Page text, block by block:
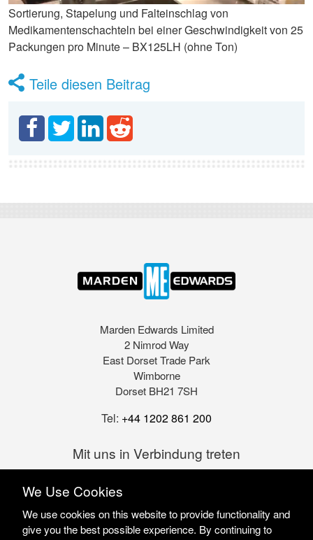
Sortierung, Stapelung und Falteinschlag von
Medikamentenschachteln bei einer Geschwindigkeit von 25
Packungen pro Minute – BX125LH (ohne Ton)
Teile diesen Beitrag
Marden Edwards Limited
2 Nimrod Way
East Dorset Trade Park
Wimborne
Dorset BH21 7SH
Tel: +44 1202 861 200
Mit uns in Verbindung treten
We Use Cookies
We use cookies on this website to provide functionality and
give you the best possible experience. By continuing to